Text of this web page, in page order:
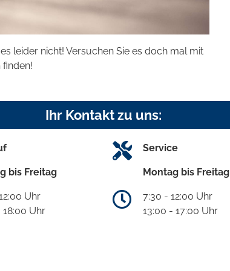
leider nicht! Versuchen Sie es doch mal mit
finden!
Ihr Kontakt zu uns:
bis Freitag
Uhr
18:00 Uhr
Service
Montag bis Freitag
7:30 - 12:00 Uhr
13:00 - 17:00 Uhr